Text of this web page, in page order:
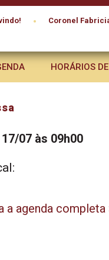
• Coronel
HORÁRIOS
17/07 às 09h00
a agenda completa